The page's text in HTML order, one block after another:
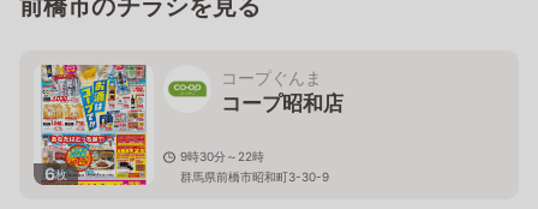
前橋市のチラシを見る
6枚
コープぐんま
コープ昭和店
9時30分～22時
群馬県前橋市昭和町3-30-9